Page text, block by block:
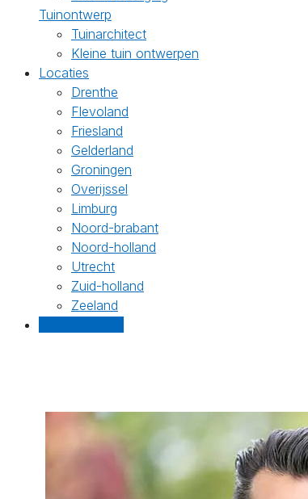
Tuinontwerp
Tuinarchitect
Kleine tuin ontwerpen
Locaties
Drenthe
Flevoland
Friesland
Gelderland
Groningen
Overijssel
Limburg
Noord-brabant
Noord-holland
Utrecht
Zuid-holland
Zeeland